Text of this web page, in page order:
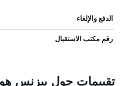
الدفع والإلغاء
رقم مكتب الاستقبال
تقييمات حول بيزنس